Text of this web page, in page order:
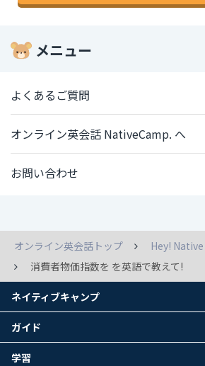
メニュー
よくあるご質問
オンライン英会話 NativeCamp. へ
お問い合わせ
オンライン英会話トップ
Hey!
消費者物価指数を を英語で教えて!
ネイティブキャンプ
ガイド
学習